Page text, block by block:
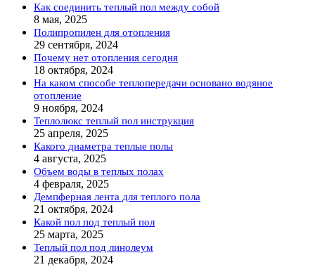
Как соединить теплый пол между собой
8 мая, 2025
Полипропилен для отопления
29 сентября, 2024
Почему нет отопления сегодня
18 октября, 2024
На каком способе теплопередачи основано водяное
отопление
9 ноября, 2024
Теплолюкс теплый пол инструкция
25 апреля, 2025
Какого диаметра теплые полы
4 августа, 2025
Объем воды в теплых полах
4 февраля, 2025
Демпферная лента для теплого пола
21 октября, 2024
Какой пол под теплый пол
25 марта, 2025
Теплый пол под линолеум
21 декабря, 2024